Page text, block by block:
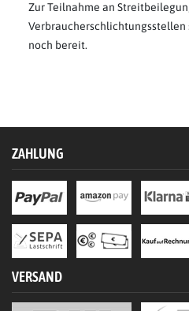
Zur Teilnahme an
noch bereit.
ZAHLUNG
VERSAND